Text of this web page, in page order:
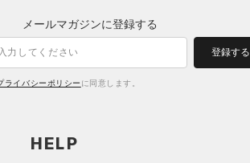
メールマガジンに登録する
登録する
ライバシーポリシー に同意します。
HELP